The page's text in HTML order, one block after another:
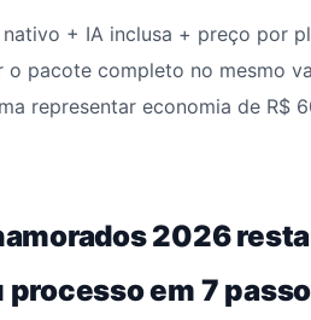
+ IA inclusa + preço por
pacote completo no mesmo
representar economia de R$
2026
em 7